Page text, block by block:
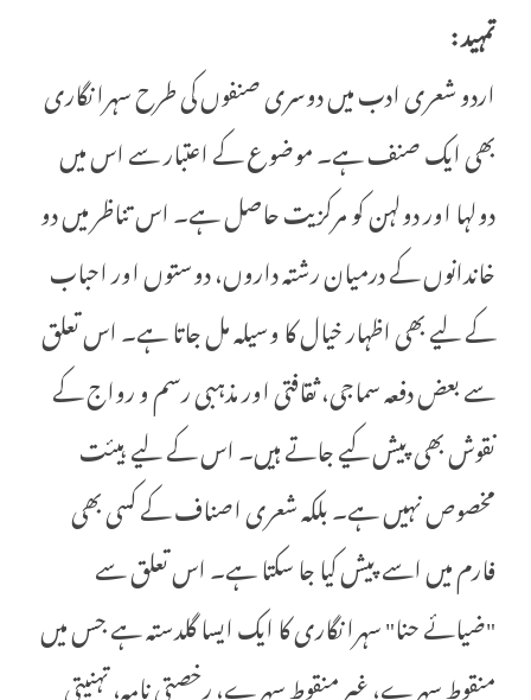
تمہید :
اردو شعری ادب میں دوسری صنفوں کی طرح سہرا نگاری
بھی ایک صنف ہے۔ موضوع کے اعتبار سے اس میں
دولہا اور دولہن کو مرکزیت حاصل ہے۔ اس تناظر میں دو
خاندانوں کے درمیان رشتہ داروں، دوستوں اور احباب
کے لیے بھی اظہار خیال کا وسیلہ مل جاتا ہے۔ اس تعلق
سے بعض دفعہ سماجی، ثقافتی اور مذہبی رسم و رواج کے
نقوش بھی پیش کیے جاتے ہیں۔ اس کے لیے ہیئت
مخصوص نہیں ہے۔ بلکہ شعری اصناف کے کسی بھی
فارم میں اسے پیش کیا جا سکتا ہے۔ اس تعلق سے
"ضیائے حنا" سہرا نگاری کا ایک ایسا گلدستہ ہے جس میں
منقوط سہرے، غیر منقوط سہرے، رخصتی نامہ، تہنیتی